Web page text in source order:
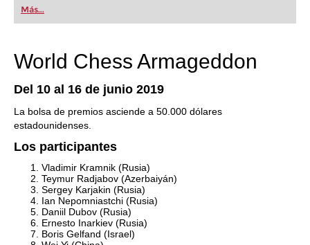
Más...
World Chess Armageddon
Del 10 al 16 de junio 2019
La bolsa de premios asciende a 50.000 dólares
estadounidenses.
Los participantes
Vladimir Kramnik (Rusia)
Teymur Radjabov (Azerbaiyán)
Sergey Karjakin (Rusia)
Ian Nepomniastchi (Rusia)
Daniil Dubov (Rusia)
Ernesto Inarkiev (Rusia)
Boris Gelfand (Israel)